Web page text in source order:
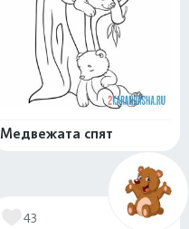
Медвежата спят
43